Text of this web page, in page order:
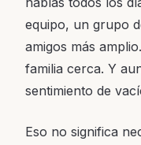
equipo, un grupo
amigos más
familia cerca. Y
sentimiento de
Eso no significa